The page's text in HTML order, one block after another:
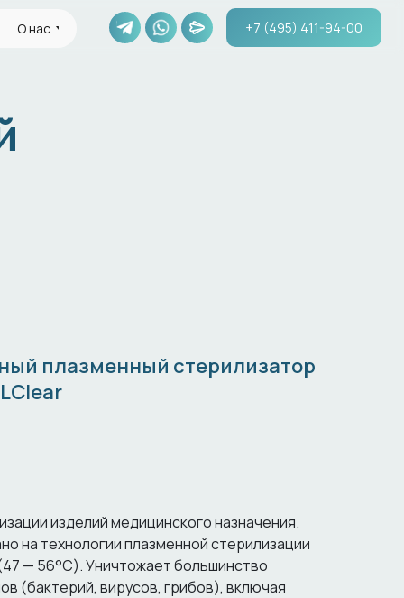
+7 (495) 411-94-00
О нас
плазменный стерилизатор
изделий медицинского назначения.
на технологии плазменной стерилизации
— 56°C). Уничтожает большинство
(бактерий, вирусов, грибов), включая